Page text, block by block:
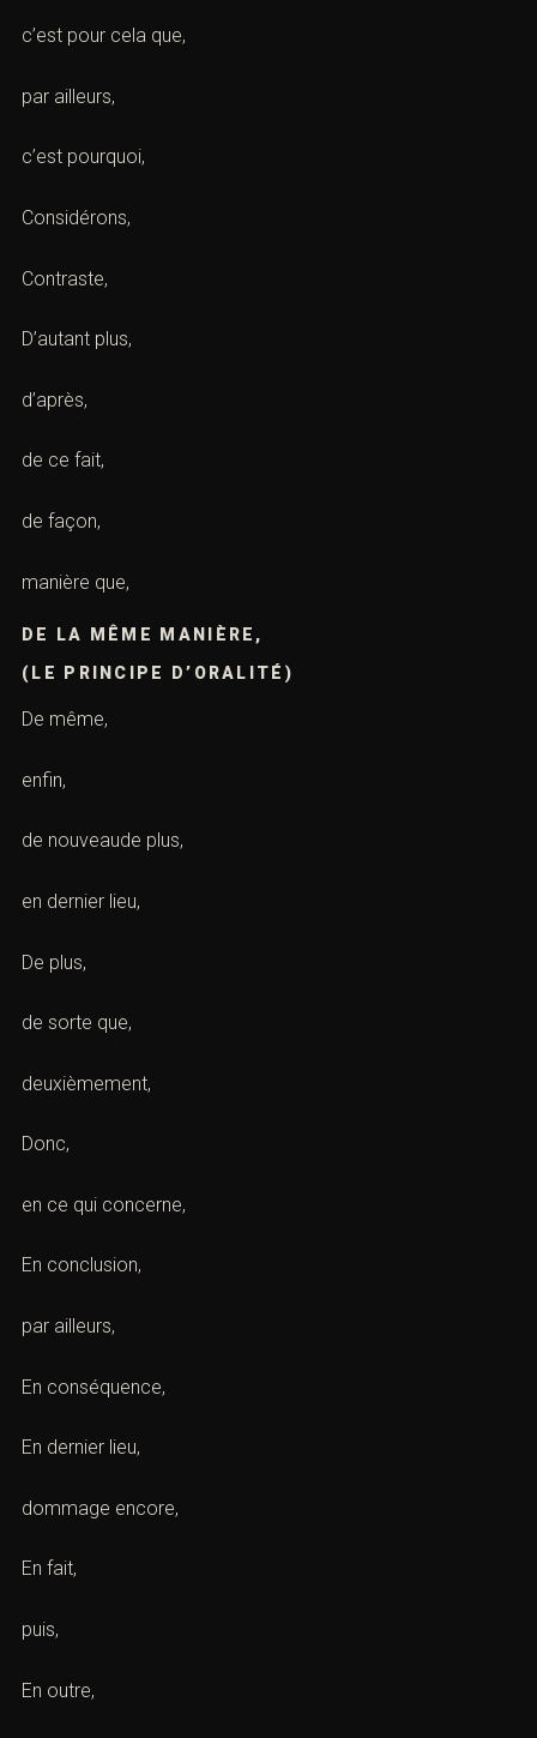
c’est pour cela que,
par ailleurs,
c’est pourquoi,
Considérons,
Contraste,
D’autant plus,
d’après,
de ce fait,
de façon,
manière que,
DE LA MÊME MANIÈRE,
(LE PRINCIPE D’ORALITÉ)
De même,
enfin,
de nouveaude plus,
en dernier lieu,
De plus,
de sorte que,
deuxièmement,
Donc,
en ce qui concerne,
En conclusion,
par ailleurs,
En conséquence,
En dernier lieu,
dommage encore,
En fait,
puis,
En outre,